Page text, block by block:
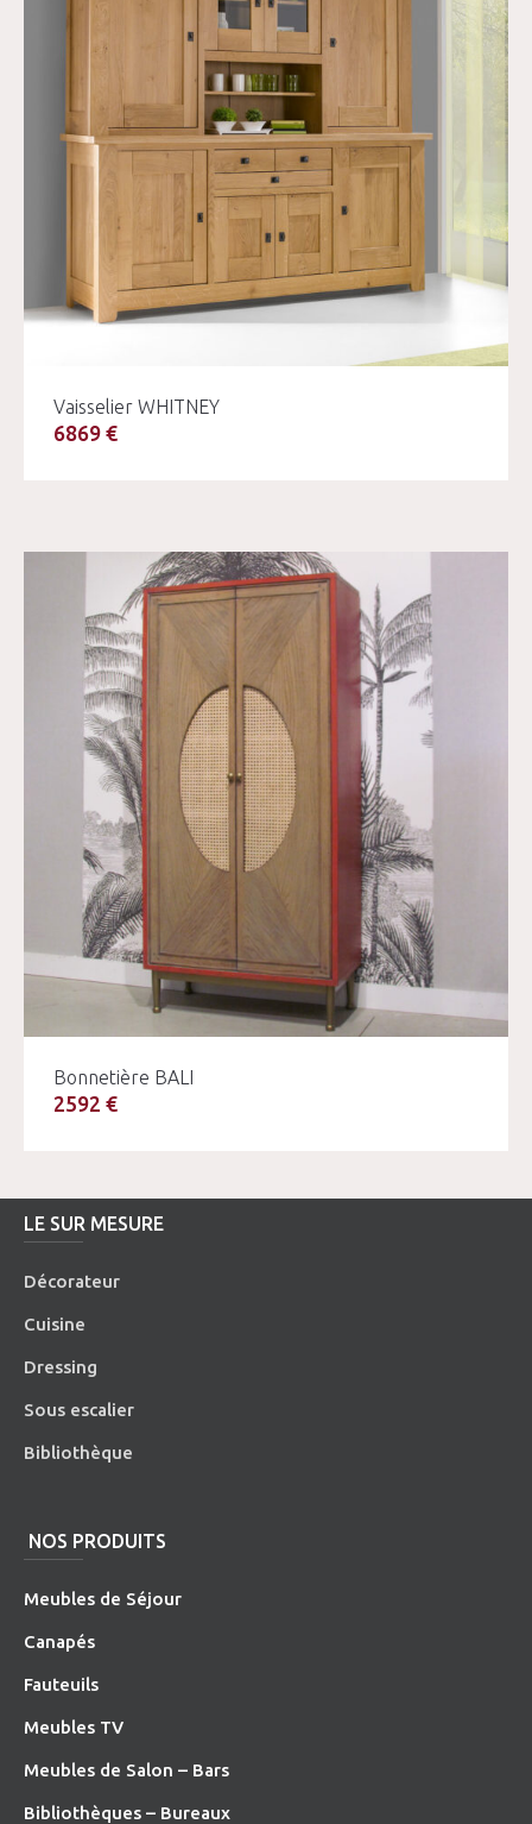
Vaisselier WHITNEY
6869 €
Bonnetière BALI
2592 €
LE SUR MESURE
Décorateur
Cuisine
Dressing
Sous escalier
Bibliothèque
NOS PRODUITS
Meubles de Séjour
Canapés
Fauteuils
Meubles TV
Meubles de Salon – Bars
Bibliothèques – Bureaux